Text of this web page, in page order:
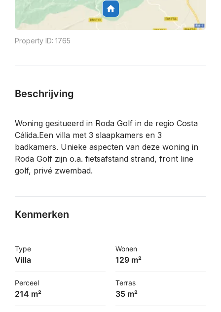
Property ID: 1765
Beschrijving
Woning gesitueerd in Roda Golf in de regio Costa
Cálida.Een villa met 3 slaapkamers en 3
badkamers. Unieke aspecten van deze woning in
Roda Golf zijn o.a. fietsafstand strand, front line
golf, privé zwembad.
Kenmerken
Type
Villa
Wonen
129 m²
Perceel
214 m²
Terras
35 m²